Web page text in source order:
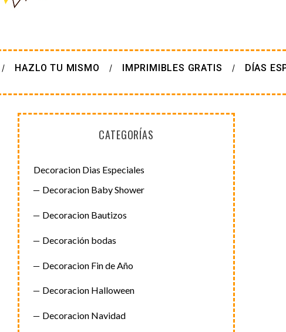
HAZLO TU MISMO IMPRIMIBLES GRATIS DÍAS
CATEGORÍAS
Decoracion Dias Especiales
Decoracion Baby Shower
Decoracion Bautizos
Decoración bodas
Decoracion Fin de Año
Decoracion Halloween
Decoracion Navidad